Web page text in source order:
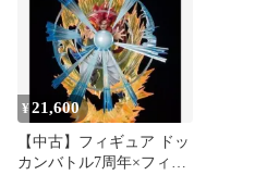
¥21,600
【中古】フィギュア ドッ
カンバトル7周年×フィギ